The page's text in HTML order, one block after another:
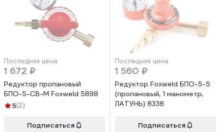
Последняя цена
1 672 ₽
Редуктор пропановый
БПО-5-СВ-М Foxweld 5898
5(2)
Подписаться
Последняя цена
1 560 ₽
Редуктор Foxweld БПО-5-5
(пропановый, 1 манометр,
ЛАТУНЬ) 8338
Подписаться